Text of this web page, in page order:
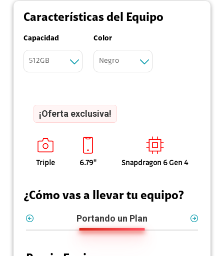
Características del Equipo
Capacidad
512GB
Color
Negro
¡Oferta exclusiva!
Triple 6.79'' Snapdragon 6 Gen 4
¿Cómo vas a llevar tu equipo?
Portando un Plan